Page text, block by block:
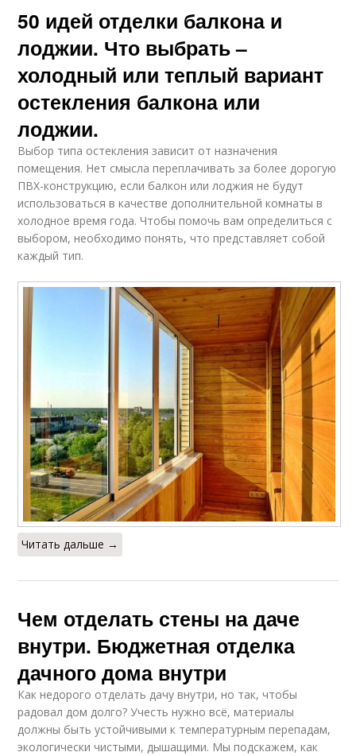
50 идей отделки балкона и
лоджии. Что выбрать –
холодный или теплый вариант
остекления балкона или
лоджии.
Выбор типа остекления зависит от назначения
помещения. Нет смысла переплачивать за более дорогую
ПВХ-конструкцию, если балкон или лоджия не будут
использоваться в качестве дополнительной комнаты в
холодное время года. Чтобы помочь вам определиться с
выбором, необходимо понять, что представляет собой
каждый тип.
Читать дальше →
Чем отделать стены на даче
внутри. Бюджетная отделка
дачного дома внутри
Как недорого отделать дачу внутри, но так, чтобы
радовал дом долго? Учесть нужно всё, материалы
должны быть устойчивыми к температурным перепадам,
экологически чистыми, дышащими. Мы подскажем, как